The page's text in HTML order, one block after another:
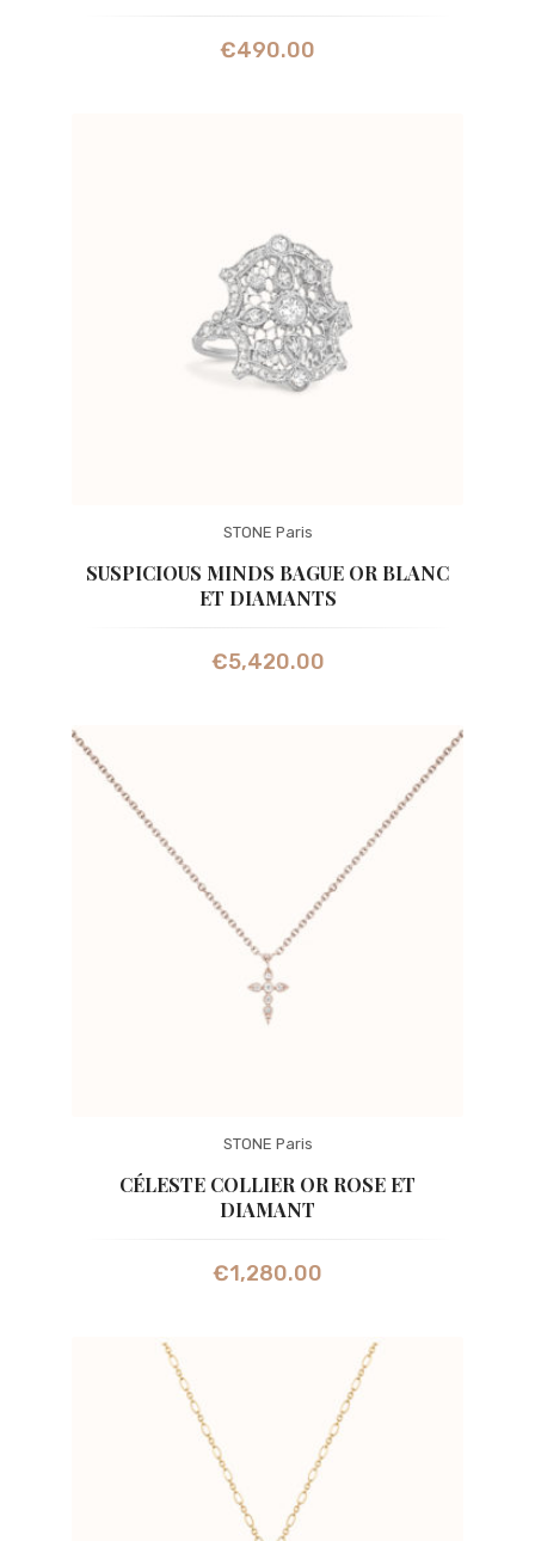
€490.00
STONE Paris
SUSPICIOUS MINDS BAGUE OR BLANC
ET DIAMANTS
€5,420.00
STONE Paris
CÉLESTE COLLIER OR ROSE ET
DIAMANT
€1,280.00